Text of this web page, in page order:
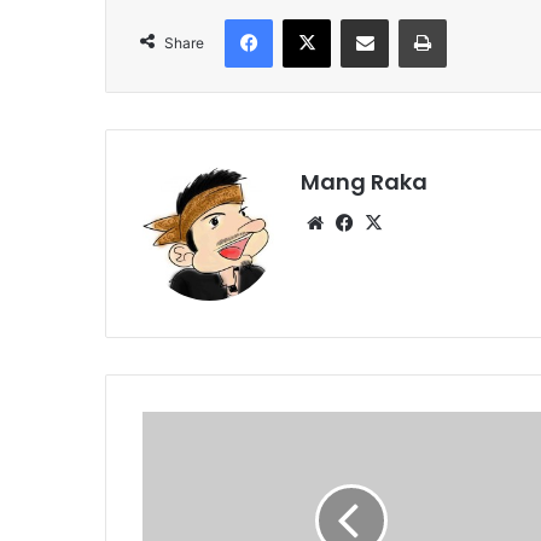
Share
Facebook
X Share via Email Print
Mang Raka
WebsiteFacebook